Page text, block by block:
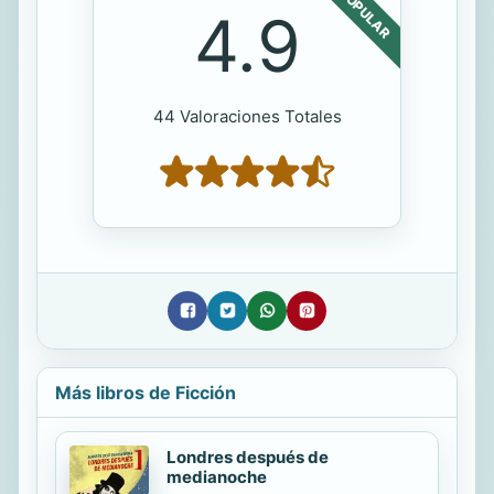
POPULAR
4.9
44 Valoraciones Totales
Más libros de Ficción
Londres después de
medianoche